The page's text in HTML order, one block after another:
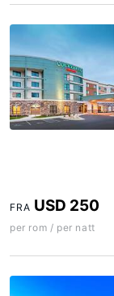
FRA USD 250
per rom / per natt